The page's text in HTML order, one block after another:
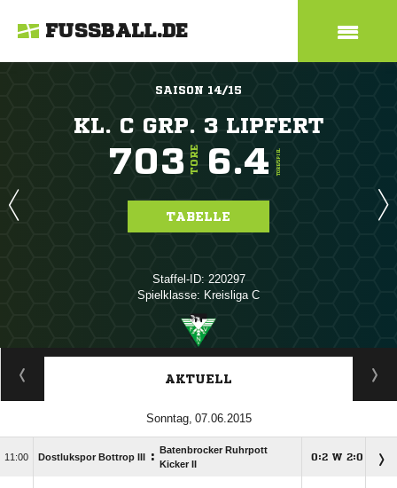
FUSSBALL.DE
SAISON 14/15
KL. C GRP. 3 LIPFERT
703 TORE 6.4 TORE/SPIEL
TABELLE
Staffel-ID: 220297
Spielklasse: Kreisliga C
ANZEIGE
AKTUELL
 
 Dostlukspor Bottrop III : Batenbrocker Ruhrpott
Kicker II
:W :